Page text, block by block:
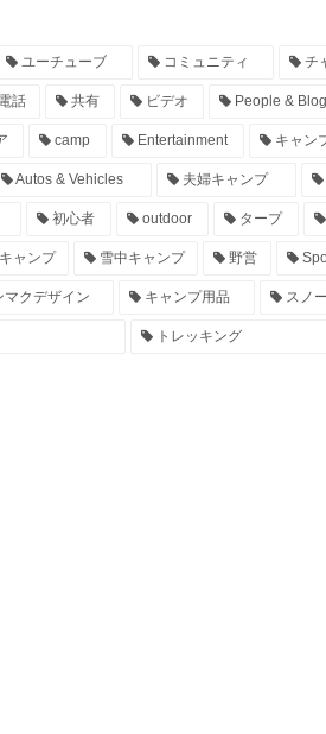
ユーチューブ コミュニティ チ
話 共有 ビデオ People &
camp Entertainment キャン
Autos & Vehicles 夫婦キャンプ
初心者 outdoor タープ
ャンプ 雪中キャンプ 野営
クデザイン キャンプ用品 スノ
トレッキング